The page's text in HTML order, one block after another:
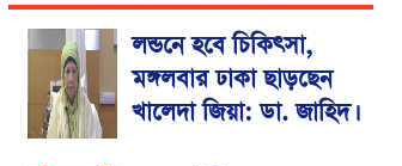
লন্ডনে হবে চিকিৎসা,
মঙ্গলবার ঢাকা ছাড়ছেন
খালেদা জিয়া: ডা. জাহিদ।